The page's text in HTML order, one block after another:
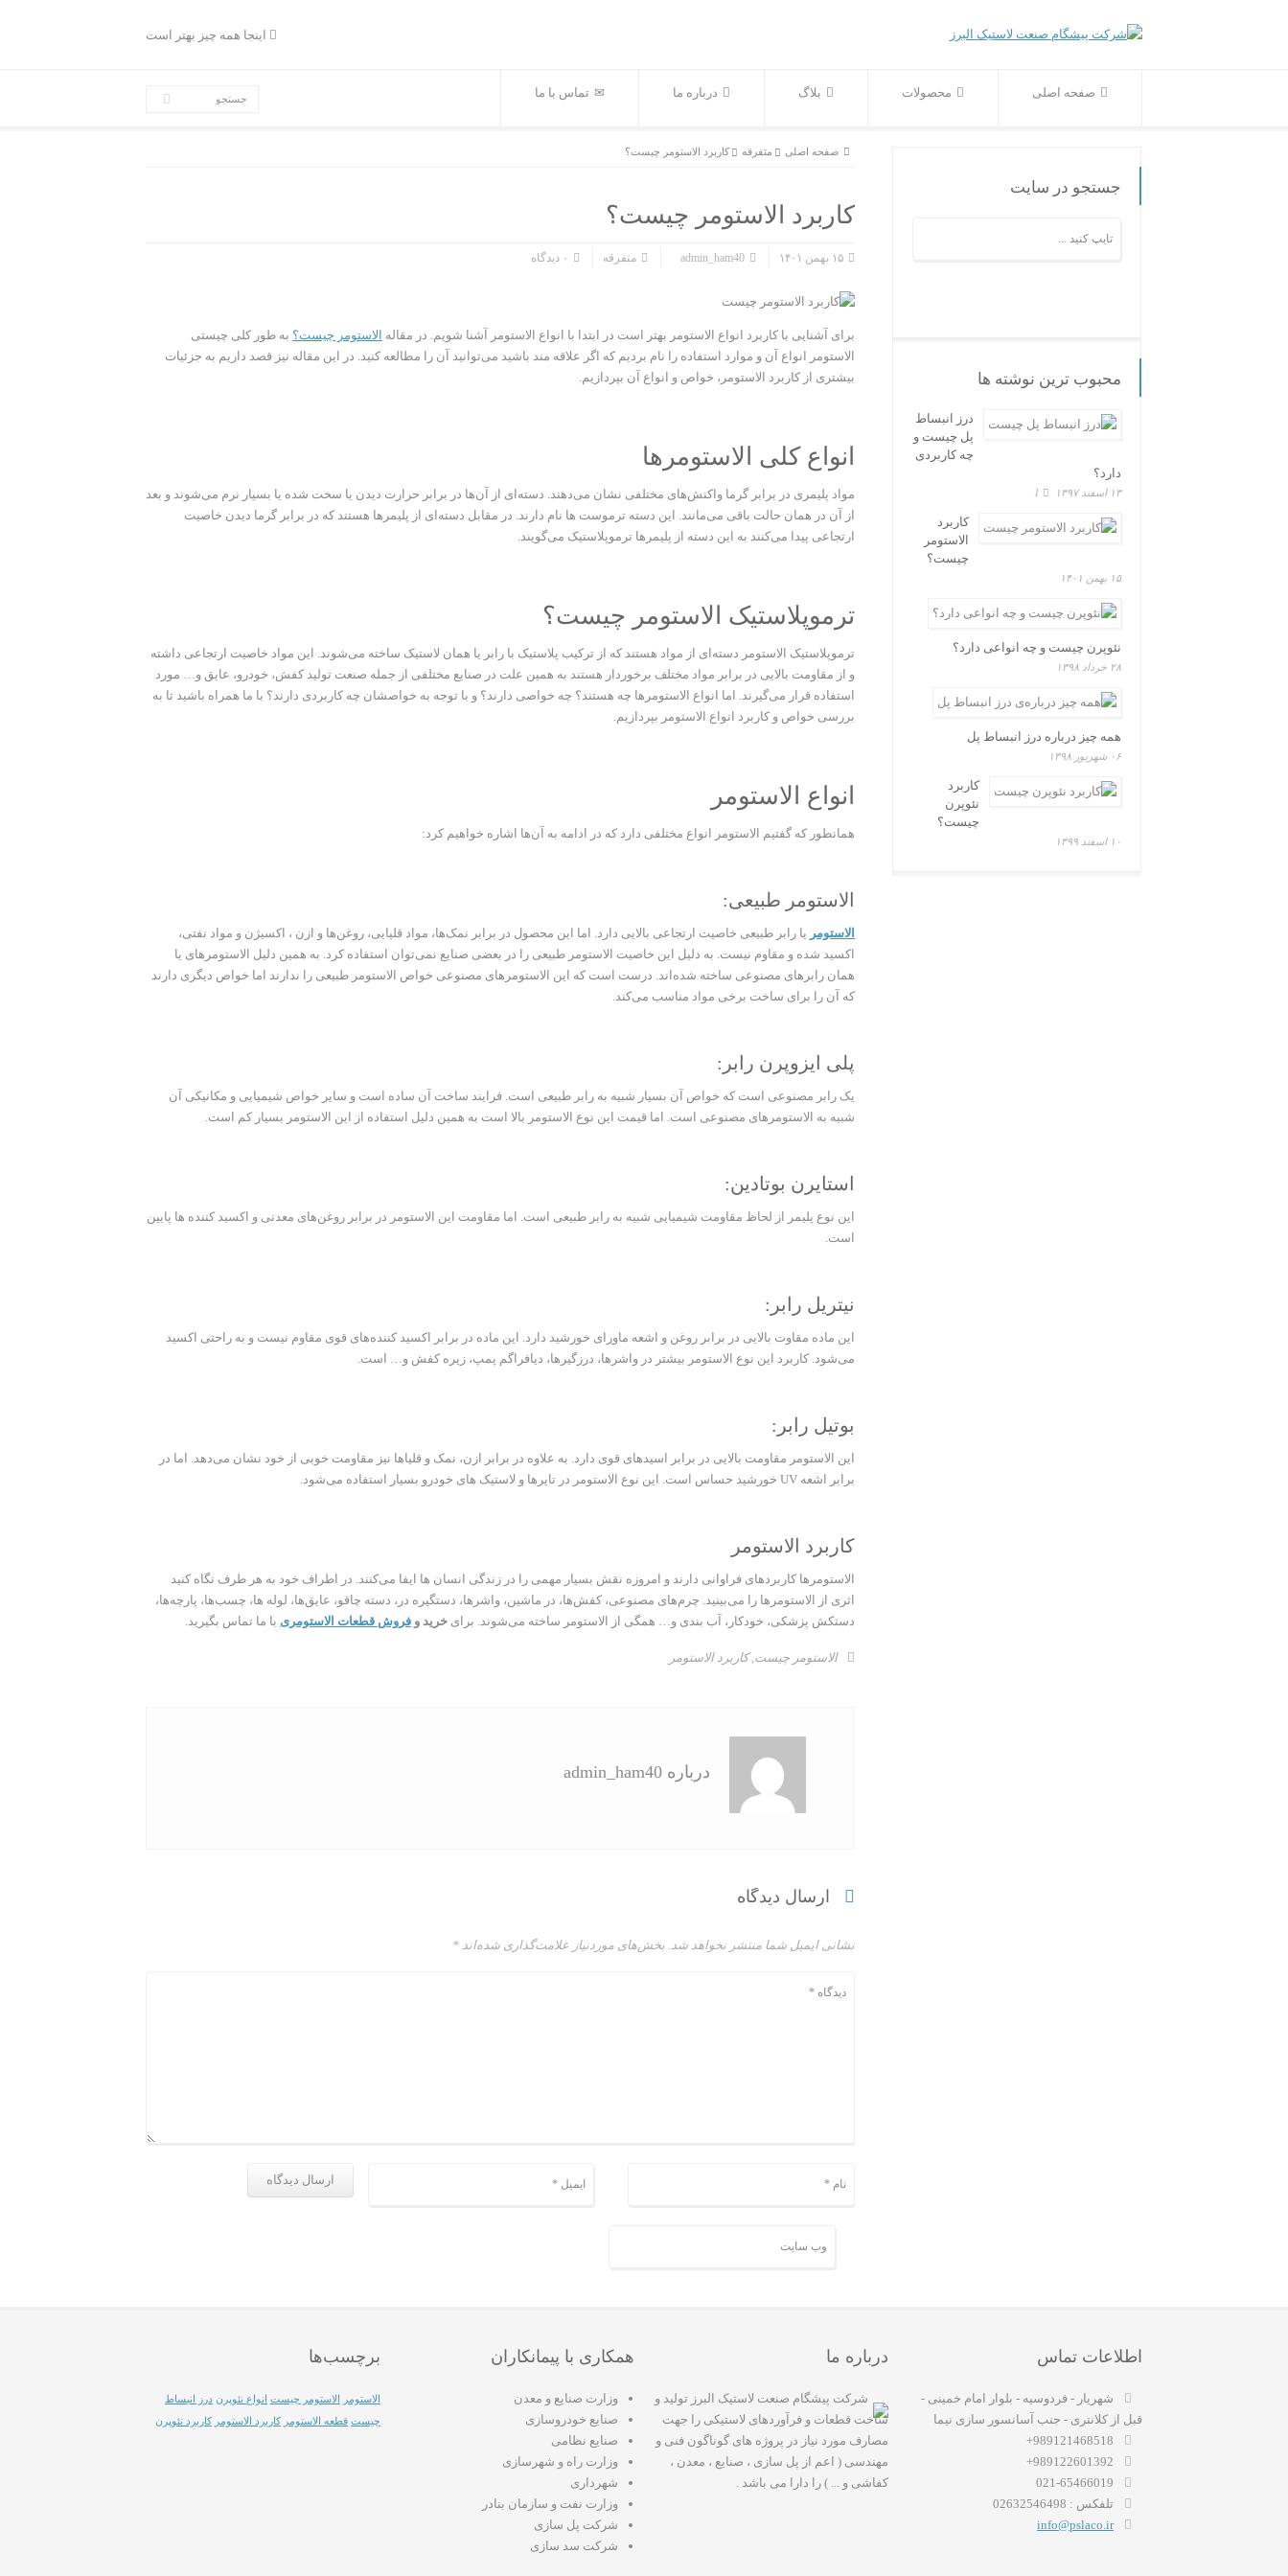
اینجا همه چیز بهتر است
صفحه اصلی محصولات بلاگ درباره ما تماس با ما
صفحه اصلی متفرقه کاربرد الاستومر چیست؟
کاربرد الاستومر چیست؟
۱۵ بهمن ۱۴۰۱ admin_ham40 متفرقه ۰ دیدگاه
برای آشنایی با کاربرد انواع الاستومر بهتر است در ابتدا با انواع الاستومر آشنا شویم. در مقاله الاستومر چیست؟ به طور کلی چیستی
الاستومر
انواع آن و موارد استفاده را نام بردیم که اگر علاقه مند باشید می‌توانید آن را مطالعه کنید. در این مقاله نیز قصد داریم به جزئیات
بیشتری از کاربرد الاستومر، خواص و انواع آن بپردازیم.
انواع کلی الاستومرها
مواد پلیمری در برابر گرما واکنش‌های مختلفی نشان می‌دهند. دسته‌ای از آن‌ها در برابر حرارت دیدن یا سخت شده یا بسیار نرم می‌شوند و بعد
از آن در همان حالت باقی می‌مانند. این دسته ترموست ها نام دارند. در مقابل دسته‌ای از پلیمرها هستند که در برابر گرما دیدن خاصیت
ارتجاعی پیدا می‌کنند به این دسته از پلیمرها ترموپلاستیک می‌گویند.
ترموپلاستیک الاستومر چیست؟
ترموپلاستیک الاستومر دسته‌ای از مواد هستند که از ترکیب پلاستیک با رابر یا همان لاستیک ساخته می‌شوند. این مواد خاصیت ارتجاعی داشته
و از مقاومت بالایی در برابر مواد مختلف برخوردار هستند به همین علت در صنایع مختلفی از جمله صنعت تولید کفش، خودرو، عایق و… مورد
استفاده قرار می‌گیرند. اما انواع الاستومرها چه هستند؟ چه خواصی دارند؟ و با توجه به خواصشان چه کاربردی دارند؟ با ما همراه باشید تا به
بررسی خواص و کاربرد انواع الاستومر بپردازیم.
انواع الاستومر
همانطور که گفتیم الاستومر انواع مختلفی دارد که در ادامه به آن‌ها اشاره خواهیم کرد:
الاستومر طبیعی:
الاستومر یا رابر طبیعی خاصیت ارتجاعی بالایی دارد. اما این محصول در برابر نمک‌ها، مواد قلیایی، روغن‌ها و ازن ، اکسیژن و مواد نفتی،
اکسید شده و مقاوم نیست. به دلیل این خاصیت الاستومر طبیعی را در بعضی صنایع نمی‌توان استفاده کرد. به همین دلیل الاستومرهای یا
همان رابرهای مصنوعی ساخته شده‌اند. درست است که این الاستومرهای مصنوعی خواص الاستومر طبیعی را ندارند اما خواص دیگری دارند
که آن را برای ساخت برخی مواد مناسب می‌کند.
پلی ایزوپرن رابر:
یک رابر مصنوعی است که خواص آن بسیار شبیه به رابر طبیعی است. فرایند ساخت آن ساده است و سایر خواص شیمیایی و مکانیکی آن
شبیه به الاستومرهای مصنوعی است. اما قیمت این نوع الاستومر بالا است به همین دلیل استفاده از این الاستومر بسیار کم است.
استایرن بوتادین:
این نوع پلیمر از لحاظ مقاومت شیمیایی شبیه به رابر طبیعی است. اما مقاومت این الاستومر در برابر روغن‌های معدنی و اکسید کننده ها پایین
است.
نیتریل رابر:
این ماده مقاوت بالایی در برابر روغن و اشعه ماورای خورشید دارد. این ماده در برابر اکسید کننده‌های قوی مقاوم نیست و به راحتی اکسید
می‌شود. کاربرد این نوع الاستومر بیشتر در واشرها، درزگیرها، دیافراگم پمپ، زیره کفش و… است.
بوتیل رابر:
این الاستومر مقاومت بالایی در برابر اسیدهای قوی دارد. به علاوه در برابر ازن، نمک و قلیاها نیز مقاومت خوبی از خود نشان می‌دهد. اما در
برابر اشعه UV خورشید حساس است. این نوع الاستومر در تایرها و لاستیک های خودرو بسیار استفاده می‌شود.
کاربرد الاستومر
الاستومرها کاربردهای فراوانی دارند و امروزه نقش بسیار مهمی را در زندگی انسان ها ایفا می‌کنند. در اطراف خود به هر طرف نگاه کنید
اثری از الاستومرها را می‌بینید. چرم‌های مصنوعی، کفش‌ها، در ماشین، واشرها، دستگیره در، دسته چاقو، عایق‌ها، لوله ها، چسب‌ها، پارچه‌ها،
دستکش پزشکی، خودکار، آب بندی و… همگی از الاستومر ساخته می‌شوند. برای خرید و فروش قطعات الاستومری با ما تماس بگیرید.
الاستومر چیست,کاربرد الاستومر
درباره admin_ham40
ارسال دیدگاه
نشانی ایمیل شما منتشر نخواهد شد. بخش‌های موردنیاز علامت‌گذاری شده‌اند *
جستجو در سایت
محبوب ترین نوشته ها
درز انبساط
پل چیست و
چه کاربردی
دارد؟
۱۳ اسفند ۱۳۹۷ 1
کاربرد
الاستومر
چیست؟
۱۵ بهمن ۱۴۰۱
نئوپرن چیست و چه انواعی دارد؟
۲۸ خرداد ۱۳۹۸
همه چیز درباره درز انبساط پل
۰۶ شهریور ۱۳۹۸
کاربرد
نئوپرن
چیست؟
۱۰ اسفند ۱۳۹۹
اطلاعات تماس
شهریار - فردوسیه - بلوار امام خمینی -
قبل از کلانتری - جنب آسانسور سازی نیما
989121468518+
989122601392+
021-65466019
تلفکس : 02632546498
info@pslaco.ir
درباره ما
شرکت پیشگام صنعت لاستیک البرز تولید و
ساخت قطعات و فرآوردهای لاستیکی را جهت
مصارف مورد نیاز در پروژه های گوناگون فنی و
مهندسی ( اعم از پل سازی ، صنایع ، معدن ،
کفاشی و ... ) را دارا می باشد .
همکاری با پیمانکاران
وزارت صنایع و معدن
صنایع خودروسازی
صنایع نظامی
وزارت راه و شهرسازی
شهرداری
وزارت نفت و سازمان بنادر
شرکت پل سازی
شرکت سد سازی
برچسب‌ها
الاستومر الاستومر چیست انواع نئوپرن درز انبساط
چیست قطعه الاستومر کاربرد الاستومر کاربرد نئوپرن